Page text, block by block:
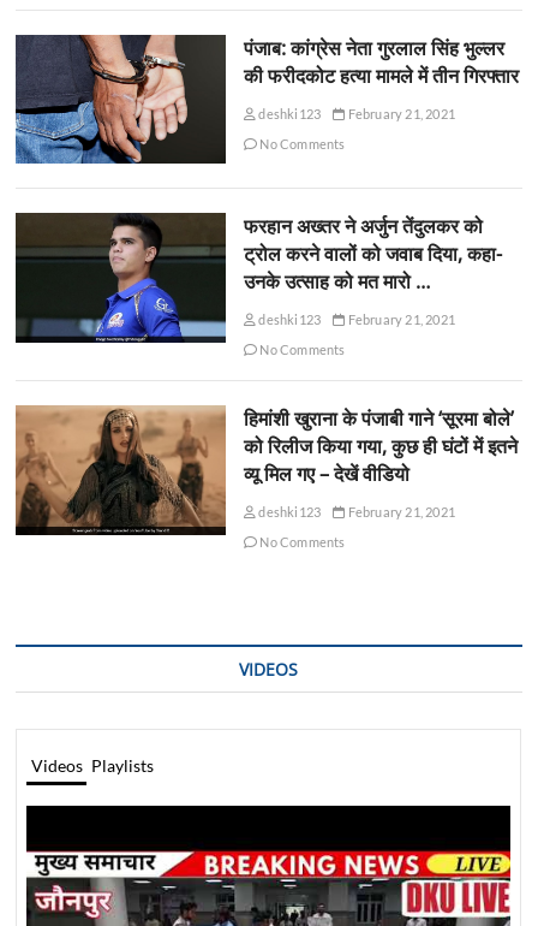
पंजाब: कांग्रेस नेता गुरलाल सिंह भुल्लर
की फरीदकोट हत्या मामले में तीन गिरफ्तार
deshki123
February 21, 2021
No Comments
फरहान अख्तर ने अर्जुन तेंदुलकर को
ट्रोल करने वालों को जवाब दिया, कहा-
उनके उत्साह को मत मारो …
deshki123
February 21, 2021
No Comments
हिमांशी खुराना के पंजाबी गाने ‘सूरमा बोले’
को रिलीज किया गया, कुछ ही घंटों में इतने
व्यू मिल गए – देखें वीडियो
deshki123
February 21, 2021
No Comments
VIDEOS
Videos Playlists